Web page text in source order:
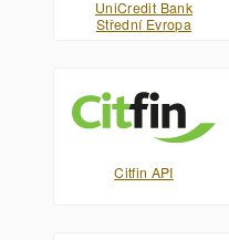
UniCredit Bank
Střední Evropa
Citfin API